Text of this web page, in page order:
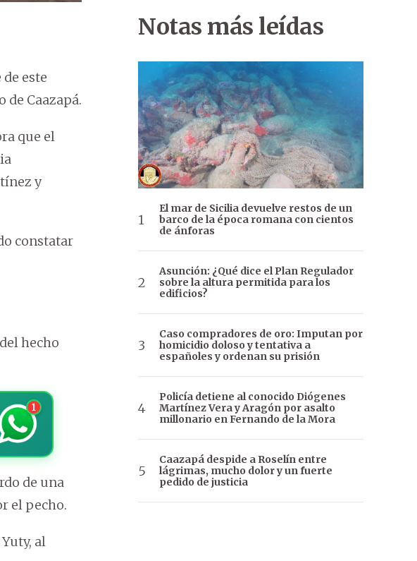
este
de Caazapá.
que el
y
constatar
hecho
1
de una
el pecho.
al
Notas más leídas
El mar de Sicilia devuelve restos de un
barco de la época romana con cientos
de ánforas
Asunción: ¿Qué dice el Plan Regulador
sobre la altura permitida para los
edificios?
Caso compradores de oro: Imputan por
homicidio doloso y tentativa a
españoles y ordenan su prisión
Policía detiene al conocido Diógenes
Martínez Vera y Aragón por asalto
millonario en Fernando de la Mora
Caazapá despide a Roselín entre
lágrimas, mucho dolor y un fuerte
pedido de justicia